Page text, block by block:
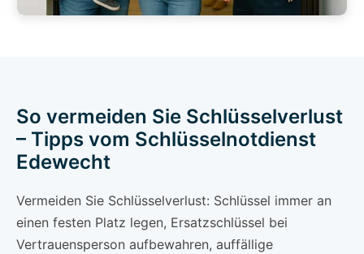
So vermeiden Sie Schlüsselverlust
– Tipps vom Schlüsselnotdienst
Edewecht
Vermeiden Sie Schlüsselverlust: Schlüssel immer an
einen festen Platz legen, Ersatzschlüssel bei
Vertrauensperson aufbewahren, auffällige